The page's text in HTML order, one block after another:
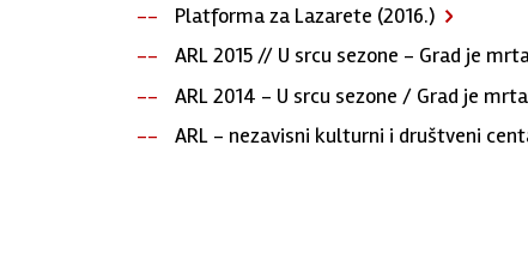
Platforma za Lazarete (2016.)
ARL 2015 // U srcu sezone - Grad je
ARL 2014 - U srcu sezone / Grad je
ARL - nezavisni kulturni i društveni